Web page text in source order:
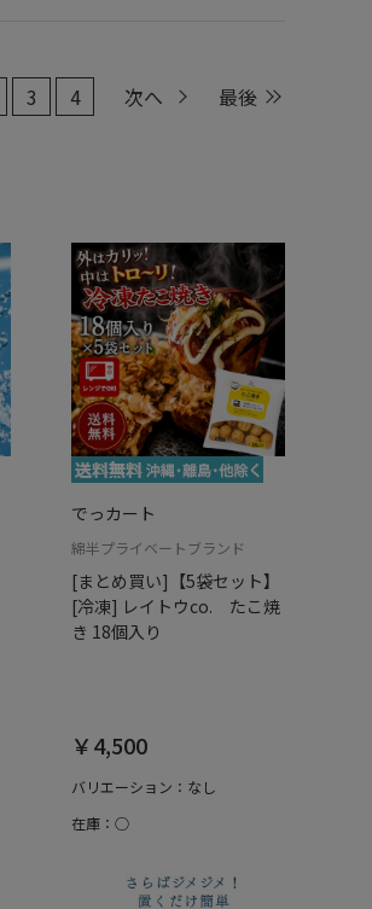
3 4 次へ 最後
でっカート
綿半プライベートブランド
[まとめ買い]【5袋セット】
[冷凍] レイトウco. たこ焼
き 18個入り
￥4,500
バリエーション：なし
在庫：○